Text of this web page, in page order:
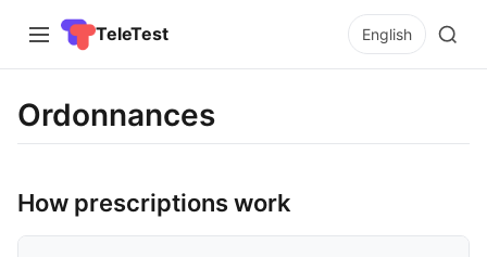
TeleTest English
Ordonnances
How prescriptions work